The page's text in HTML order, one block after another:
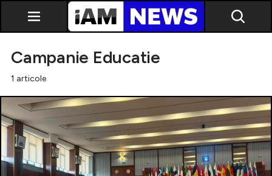
Exclusiv
Campanie Educatie
1 articole